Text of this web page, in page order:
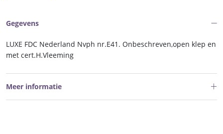
Gegevens
LUXE FDC Nederland Nvph nr.E41. Onbeschreven,open klep en
met cert.H.Vleeming
Meer informatie